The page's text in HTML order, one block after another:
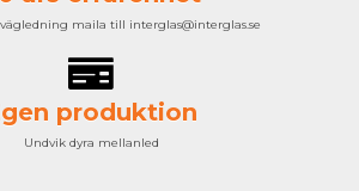
vägledning maila till interglas@interglas.se
produktion
Undvik dyra mellanled